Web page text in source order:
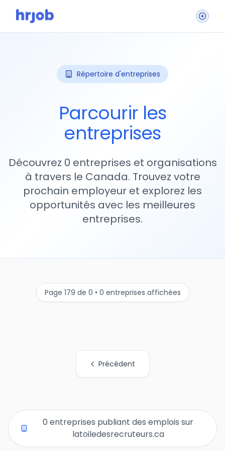
Répertoire d'entreprises
Parcourir les
entreprises
Découvrez 0 entreprises et organisations
à travers le Canada. Trouvez votre
prochain employeur et explorez les
opportunités avec les meilleures
entreprises.
Page 179 de 0 • 0 entreprises affichées
Précédent
0 entreprises publiant des emplois sur
latoiledesrecruteurs.ca